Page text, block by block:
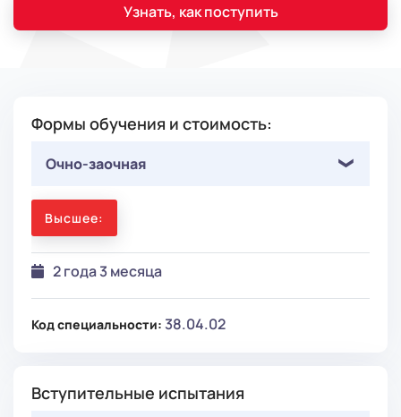
Узнать, как поступить
Формы обучения и стоимость:
Очно-заочная
Высшее:
2 года 3 месяца
Код специальности: 38.04.02
Вступительные испытания